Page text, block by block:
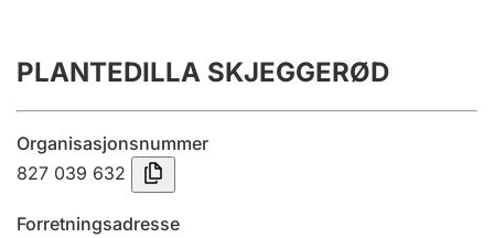
Innsending og forsinkelsesgebyr
PLANTEDILLA SKJEGGERØD
Organisasjonsnummer
827 039 632
Forretningsadresse